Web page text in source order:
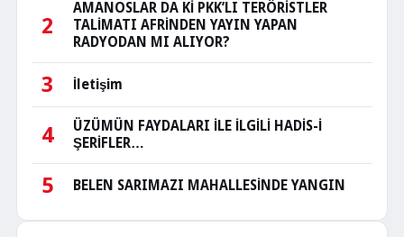
2
AMANOSLAR DA Kİ PKK’LI TERÖRİSTLER
TALİMATI AFRİNDEN YAYIN YAPAN
RADYODAN MI ALIYOR?
3 İletişim
4
ÜZÜMÜN FAYDALARI İLE İLGİLİ HADİS-İ
ŞERİFLER…
5 BELEN SARIMAZI MAHALLESİNDE YANGIN